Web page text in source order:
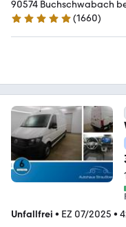
90574 Buchschwabach
4.9 Sterne
(1660)
Unfallfrei • EZ 07/2025 •